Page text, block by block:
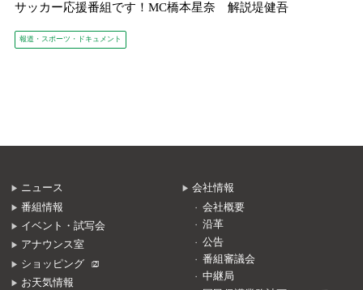
サッカー応援番組です！MC橋本星奈 解説堤健吾
報道・スポーツ・ドキュメント
ニュース
番組情報
イベント・試写会
アナウンス室
ショッピング
お天気情報
会社情報
会社概要
沿革
公告
番組審議会
中継局